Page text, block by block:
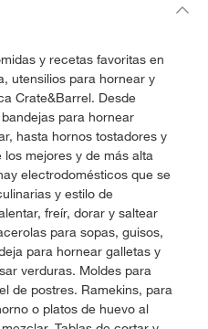
y recetas favoritas en
utensilios para hornear y
Crate&Barrel. Desde
para hornear
hasta hornos tostadores y
mejores y de más alta
electrodomésticos que se
y estilo de
freír, dorar y saltear
para sopas, guisos,
para hornear galletas y
verduras. Moldes para
de postres. Ramekins, para
o platos de huevo al